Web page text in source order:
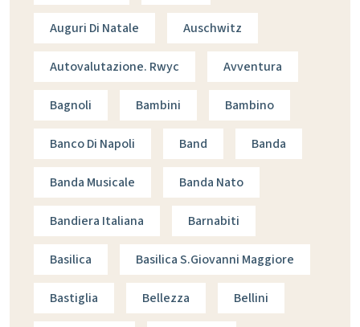
Auguri Di Natale Auschwitz
Autovalutazione. Rwyc Avventura
Bagnoli Bambini Bambino
Banco Di Napoli Band Banda
Banda Musicale Banda Nato
Bandiera Italiana Barnabiti
Basilica Basilica S.giovanni Maggiore
Bastiglia Bellezza Bellini